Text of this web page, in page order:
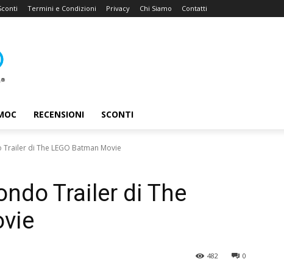
Termini e Condizioni Privacy Chi Siamo Contatti
RECENSIONI SCONTI
di The LEGO Batman Movie
Trailer di The
0
482